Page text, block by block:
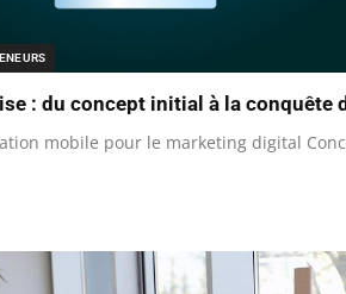
: du concept initial à la conquête
mobile pour le marketing digital